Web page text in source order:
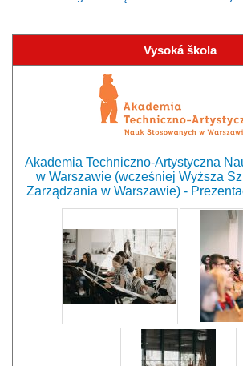
Vysoká škola
Akademia Techniczno-Artystyczna
w Warszawie (wcześniej Wyższa
Zarządzania w Warszawie) -